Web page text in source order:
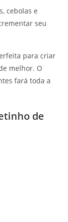
cebolas e
seu
para criar
melhor. O
fará toda a
de